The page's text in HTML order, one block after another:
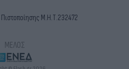
Πιστοποίησης Μ.Η.Τ.232472
ΜΕΛΟΣ